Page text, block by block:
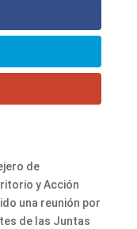
de
y Acción
una reunión por
de las Juntas